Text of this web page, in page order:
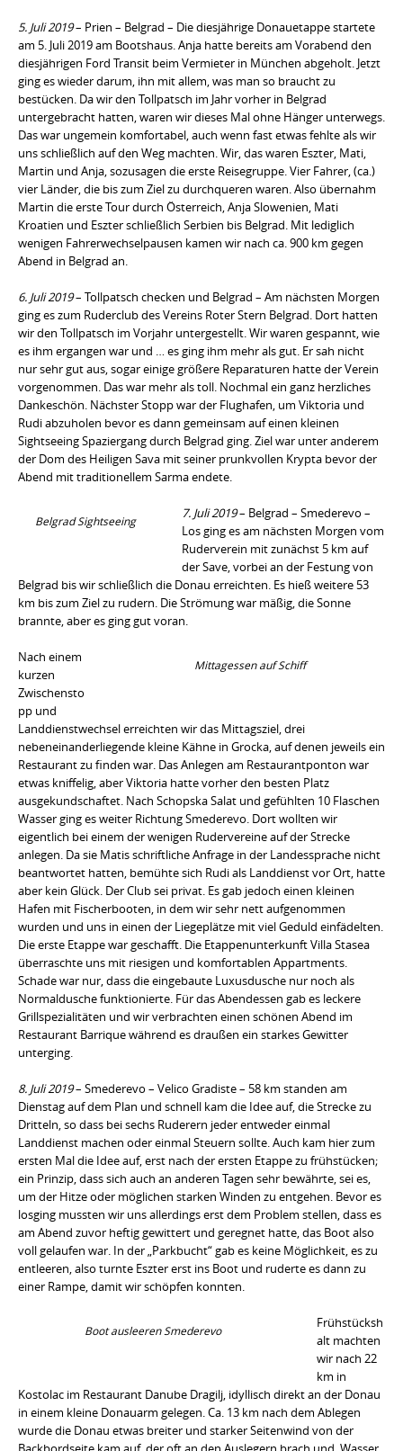
5. Juli 2019– Prien – Belgrad – Die diesjährige Donauetappe startete
am 5. Juli 2019 am Bootshaus. Anja hatte bereits am Vorabend den
diesjährigen Ford Transit beim Vermieter in München abgeholt. Jetzt
ging es wieder darum, ihn mit allem, was man so braucht zu
bestücken. Da wir den Tollpatsch im Jahr vorher in Belgrad
untergebracht hatten, waren wir dieses Mal ohne Hänger unterwegs.
Das war ungemein komfortabel, auch wenn fast etwas fehlte als wir
uns schließlich auf den Weg machten. Wir, das waren Eszter, Mati,
Martin und Anja, sozusagen die erste Reisegruppe. Vier Fahrer, (ca.)
vier Länder, die bis zum Ziel zu durchqueren waren. Also übernahm
Martin die erste Tour durch Österreich, Anja Slowenien, Mati
Kroatien und Eszter schließlich Serbien bis Belgrad. Mit lediglich
wenigen Fahrerwechselpausen kamen wir nach ca. 900 km gegen
Abend in Belgrad an.
6. Juli 2019– Tollpatsch checken und Belgrad – Am nächsten Morgen
ging es zum Ruderclub des Vereins Roter Stern Belgrad. Dort hatten
wir den Tollpatsch im Vorjahr untergestellt. Wir waren gespannt, wie
es ihm ergangen war und … es ging ihm mehr als gut. Er sah nicht
nur sehr gut aus, sogar einige größere Reparaturen hatte der Verein
vorgenommen. Das war mehr als toll. Nochmal ein ganz herzliches
Dankeschön. Nächster Stopp war der Flughafen, um Viktoria und
Rudi abzuholen bevor es dann gemeinsam auf einen kleinen
Sightseeing Spaziergang durch Belgrad ging. Ziel war unter anderem
der Dom des Heiligen Sava mit seiner prunkvollen Krypta bevor der
Abend mit traditionellem Sarma endete.
Belgrad Sightseeing 7. Juli 2019– Belgrad – Smederevo –
Los ging es am nächsten Morgen vom
Ruderverein mit zunächst 5 km auf
der Save, vorbei an der Festung von
Belgrad bis wir schließlich die Donau erreichten. Es hieß weitere 53
km bis zum Ziel zu rudern. Die Strömung war mäßig, die Sonne
brannte, aber es ging gut voran.
Mittagessen auf Schiff
Nach einem
kurzen
Zwischensto
pp und
Landdienstwechsel erreichten wir das Mittagsziel, drei
nebeneinanderliegende kleine Kähne in Grocka, auf denen jeweils ein
Restaurant zu finden war. Das Anlegen am Restaurantponton war
etwas kniffelig, aber Viktoria hatte vorher den besten Platz
ausgekundschaftet. Nach Schopska Salat und gefühlten 10 Flaschen
Wasser ging es weiter Richtung Smederevo. Dort wollten wir
eigentlich bei einem der wenigen Rudervereine auf der Strecke
anlegen. Da sie Matis schriftliche Anfrage in der Landessprache nicht
beantwortet hatten, bemühte sich Rudi als Landdienst vor Ort, hatte
aber kein Glück. Der Club sei privat. Es gab jedoch einen kleinen
Hafen mit Fischerbooten, in dem wir sehr nett aufgenommen
wurden und uns in einen der Liegeplätze mit viel Geduld einfädelten.
Die erste Etappe war geschafft. Die Etappenunterkunft Villa Stasea
überraschte uns mit riesigen und komfortablen Appartments.
Schade war nur, dass die eingebaute Luxusdusche nur noch als
Normaldusche funktionierte. Für das Abendessen gab es leckere
Grillspezialitäten und wir verbrachten einen schönen Abend im
Restaurant Barrique während es draußen ein starkes Gewitter
unterging.
8. Juli 2019– Smederevo – Velico Gradiste – 58 km standen am
Dienstag auf dem Plan und schnell kam die Idee auf, die Strecke zu
Dritteln, so dass bei sechs Ruderern jeder entweder einmal
Landdienst machen oder einmal Steuern sollte. Auch kam hier zum
ersten Mal die Idee auf, erst nach der ersten Etappe zu frühstücken;
ein Prinzip, dass sich auch an anderen Tagen sehr bewährte, sei es,
um der Hitze oder möglichen starken Winden zu entgehen. Bevor es
losging mussten wir uns allerdings erst dem Problem stellen, dass es
am Abend zuvor heftig gewittert und geregnet hatte, das Boot also
voll gelaufen war. In der „Parkbucht“ gab es keine Möglichkeit, es zu
entleeren, also turnte Eszter erst ins Boot und ruderte es dann zu
einer Rampe, damit wir schöpfen konnten.
Boot ausleeren Smederevo
Frühstücksh
alt machten
wir nach 22
km in
Kostolac im Restaurant Danube Dragilj, idyllisch direkt an der Donau
in einem kleine Donauarm gelegen. Ca. 13 km nach dem Ablegen
wurde die Donau etwas breiter und starker Seitenwind von der